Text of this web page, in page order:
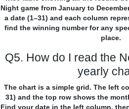
Night game from January to
a date (1–31) and each column
find the winning number for any
place.
Q5. How do I read the
yearly
The chart is a simple grid. The left
31) and the top row shows the
Find your date in the left column,